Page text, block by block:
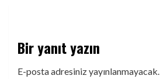
Bir yanıt yazın
E-posta adresiniz yayınlanmayacak.